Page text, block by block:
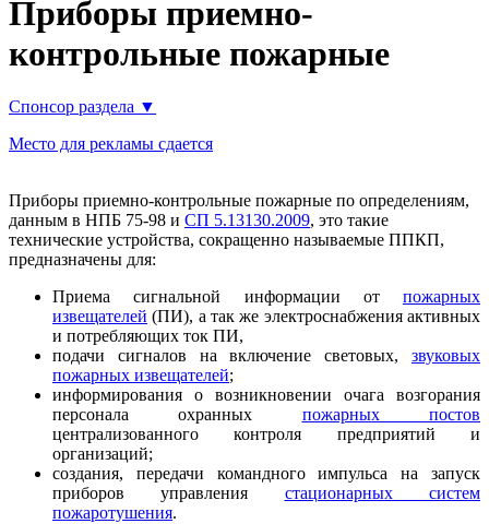
Приборы приемно-
контрольные пожарные
Спонсор раздела ▼
Место для рекламы сдается
Приборы приемно-контрольные пожарные по определениям,
данным в НПБ 75-98 и СП 5.13130.2009, это такие
технические устройства, сокращенно называемые ППКП,
предназначены для:
Приема сигнальной информации от пожарных
извещателей (ПИ), а так же электроснабжения активных
и потребляющих ток ПИ,
подачи сигналов на включение световых, звуковых
пожарных извещателей;
информирования о возникновении очага возгорания
персонала охранных пожарных постов
централизованного контроля предприятий и
организаций;
создания, передачи командного импульса на запуск
приборов управления стационарных систем
пожаротушения.